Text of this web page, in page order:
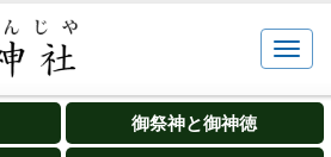
御祭神と御神徳